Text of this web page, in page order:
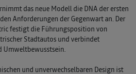
das neue Modell die DNA der ersten
Anforderungen der Gegenwart an. Der
festigt die Führungsposition von
Stadtautos und verbindet
Umweltbewusstsein.
und unverwechselbaren Design ist